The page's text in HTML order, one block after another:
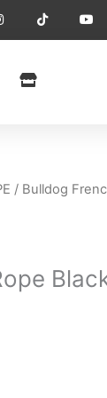
i
k
t
o
t
/ Bulldog